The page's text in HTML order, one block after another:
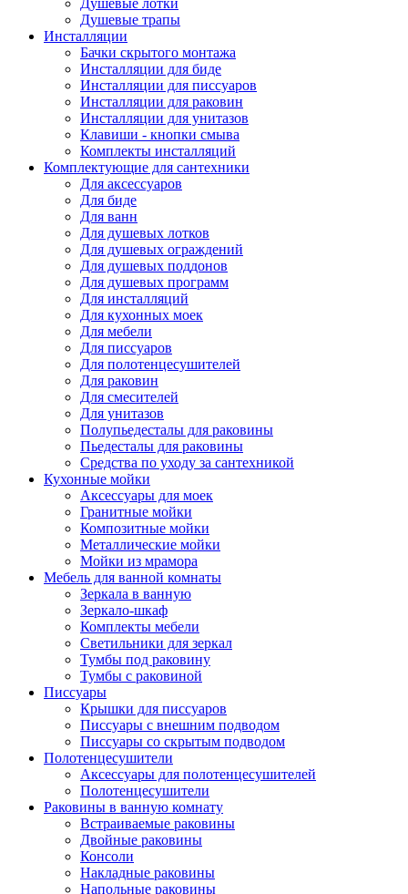
Душевые лотки
Душевые трапы
Инсталляции
Бачки скрытого монтажа
Инсталляции для биде
Инсталляции для писсуаров
Инсталляции для раковин
Инсталляции для унитазов
Клавиши - кнопки смыва
Комплекты инсталляций
Комплектующие для сантехники
Для аксессуаров
Для биде
Для ванн
Для душевых лотков
Для душевых ограждений
Для душевых поддонов
Для душевых программ
Для инсталляций
Для кухонных моек
Для мебели
Для писсуаров
Для полотенцесушителей
Для раковин
Для смесителей
Для унитазов
Полупьедесталы для раковины
Пьедесталы для раковины
Средства по уходу за сантехникой
Кухонные мойки
Аксессуары для моек
Гранитные мойки
Композитные мойки
Металлические мойки
Мойки из мрамора
Мебель для ванной комнаты
Зеркала в ванную
Зеркало-шкаф
Комплекты мебели
Светильники для зеркал
Тумбы под раковину
Тумбы с раковиной
Писсуары
Крышки для писсуаров
Писсуары с внешним подводом
Писсуары со скрытым подводом
Полотенцесушители
Аксессуары для полотенцесушителей
Полотенцесушители
Раковины в ванную комнату
Встраиваемые раковины
Двойные раковины
Консоли
Накладные раковины
Напольные раковины